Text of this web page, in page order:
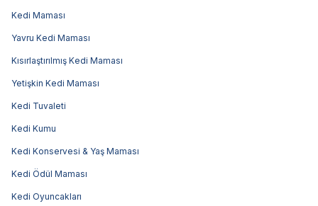
Kedi Maması
Yavru Kedi Maması
Kısırlaştırılmış Kedi Maması
Yetişkin Kedi Maması
Kedi Tuvaleti
Kedi Kumu
Kedi Konservesi & Yaş Maması
Kedi Ödül Maması
Kedi Oyuncakları